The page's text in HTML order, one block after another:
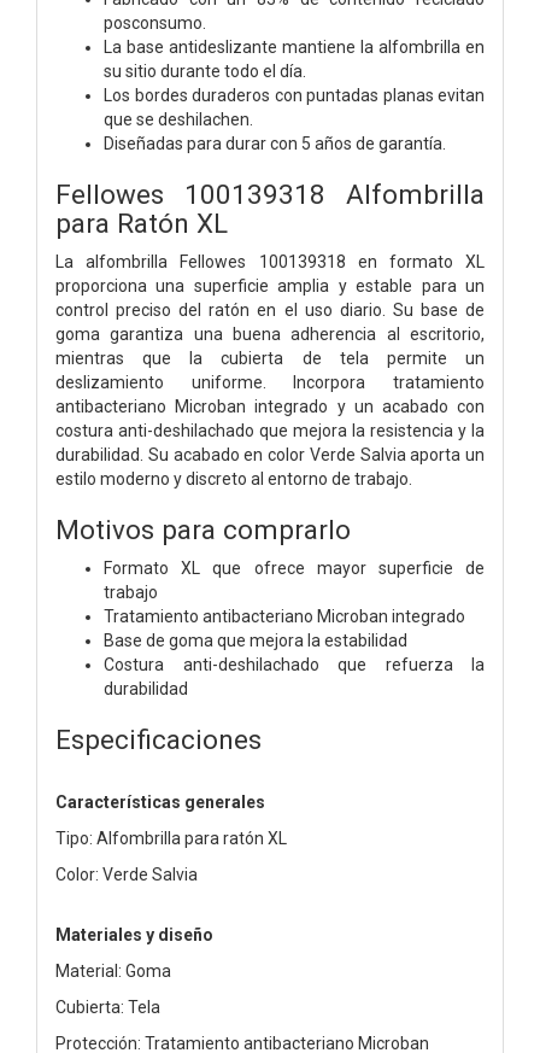
posconsumo.
La base antideslizante mantiene la alfombrilla en
su sitio durante todo el día.
Los bordes duraderos con puntadas planas evitan
que se deshilachen.
Diseñadas para durar con 5 años de garantía.
Fellowes 100139318 Alfombrilla
para Ratón XL
La alfombrilla Fellowes 100139318 en formato XL
proporciona una superficie amplia y estable para un
control preciso del ratón en el uso diario. Su base de
goma garantiza una buena adherencia al escritorio,
mientras que la cubierta de tela permite un
deslizamiento uniforme. Incorpora tratamiento
antibacteriano Microban integrado y un acabado con
costura anti-deshilachado que mejora la resistencia y la
durabilidad. Su acabado en color Verde Salvia aporta un
estilo moderno y discreto al entorno de trabajo.
Motivos para comprarlo
Formato XL que ofrece mayor superficie de
trabajo
Tratamiento antibacteriano Microban integrado
Base de goma que mejora la estabilidad
Costura anti-deshilachado que refuerza la
durabilidad
Especificaciones
Características generales
Tipo: Alfombrilla para ratón XL
Color: Verde Salvia
Materiales y diseño
Material: Goma
Cubierta: Tela
Protección: Tratamiento antibacteriano Microban